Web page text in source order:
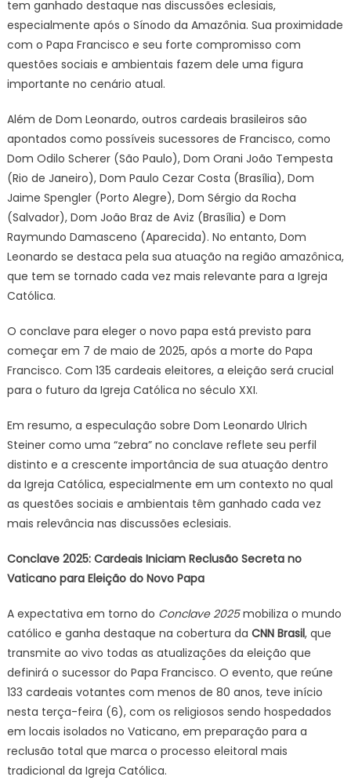
tem ganhado destaque nas discussões eclesiais,
especialmente após o Sínodo da Amazônia. Sua proximidade
com o Papa Francisco e seu forte compromisso com
questões sociais e ambientais fazem dele uma figura
importante no cenário atual.
Além de Dom Leonardo, outros cardeais brasileiros são
apontados como possíveis sucessores de Francisco, como
Dom Odilo Scherer (São Paulo), Dom Orani João Tempesta
(Rio de Janeiro), Dom Paulo Cezar Costa (Brasília), Dom
Jaime Spengler (Porto Alegre), Dom Sérgio da Rocha
(Salvador), Dom João Braz de Aviz (Brasília) e Dom
Raymundo Damasceno (Aparecida). No entanto, Dom
Leonardo se destaca pela sua atuação na região amazônica,
que tem se tornado cada vez mais relevante para a Igreja
Católica.
O conclave para eleger o novo papa está previsto para
começar em 7 de maio de 2025, após a morte do Papa
Francisco. Com 135 cardeais eleitores, a eleição será crucial
para o futuro da Igreja Católica no século XXI.
Em resumo, a especulação sobre Dom Leonardo Ulrich
Steiner como uma “zebra” no conclave reflete seu perfil
distinto e a crescente importância de sua atuação dentro
da Igreja Católica, especialmente em um contexto no qual
as questões sociais e ambientais têm ganhado cada vez
mais relevância nas discussões eclesiais.
Conclave 2025: Cardeais Iniciam Reclusão Secreta no
Vaticano para Eleição do Novo Papa
A expectativa em torno do Conclave 2025mobiliza o mundo
católico e ganha destaque na cobertura da CNN Brasil, que
transmite ao vivo todas as atualizações da eleição que
definirá o sucessor do Papa Francisco. O evento, que reúne
133 cardeais votantes com menos de 80 anos, teve início
nesta terça-feira (6), com os religiosos sendo hospedados
em locais isolados no Vaticano, em preparação para a
reclusão total que marca o processo eleitoral mais
tradicional da Igreja Católica.